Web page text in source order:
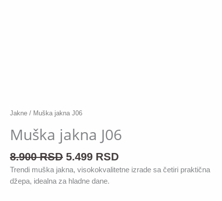
Jakne / Muška jakna J06
Muška jakna J06
8.900RSD 5.499 RSD
Trendi muška jakna, visokokvalitetne izrade sa četiri praktična
džepa, idealna za hladne dane.